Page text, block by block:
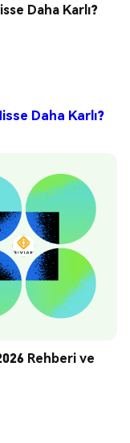
Daha Karlı?
Daha Karlı?
Rehberi ve